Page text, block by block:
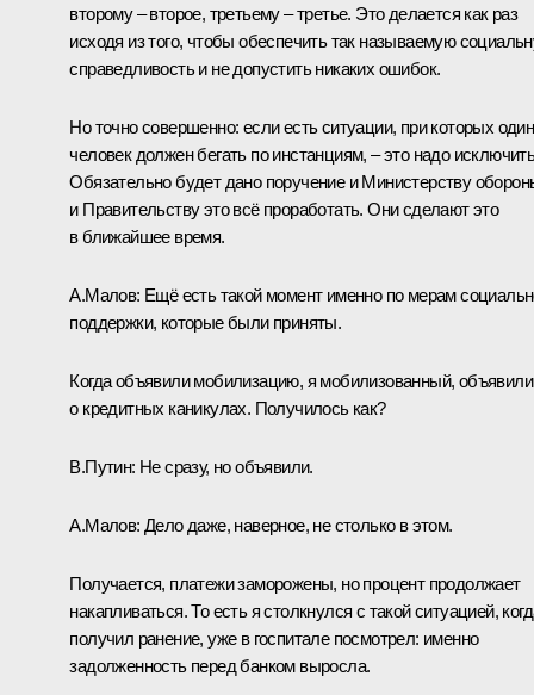
второму – второе, третьему – третье. Это делается как раз
исходя из того, чтобы обеспечить так называемую
справедливость и не допустить никаких ошибок.
Но точно совершенно: если есть ситуации, при которых один
человек должен бегать по инстанциям, – это надо
Обязательно будет дано поручение и Министерству
и Правительству это всё проработать. Они сделают это
в ближайшее время.
А.Малов: Ещё есть такой момент именно по мерам
поддержки, которые были приняты.
Когда объявили мобилизацию, я мобилизованный, объявили
о кредитных каникулах. Получилось как?
В.Путин: Не сразу, но объявили.
А.Малов: Дело даже, наверное, не столько в этом.
Получается, платежи заморожены, но процент продолжает
накапливаться. То есть я столкнулся с такой ситуацией,
получил ранение, уже в госпитале посмотрел: именно
задолженность перед банком выросла.